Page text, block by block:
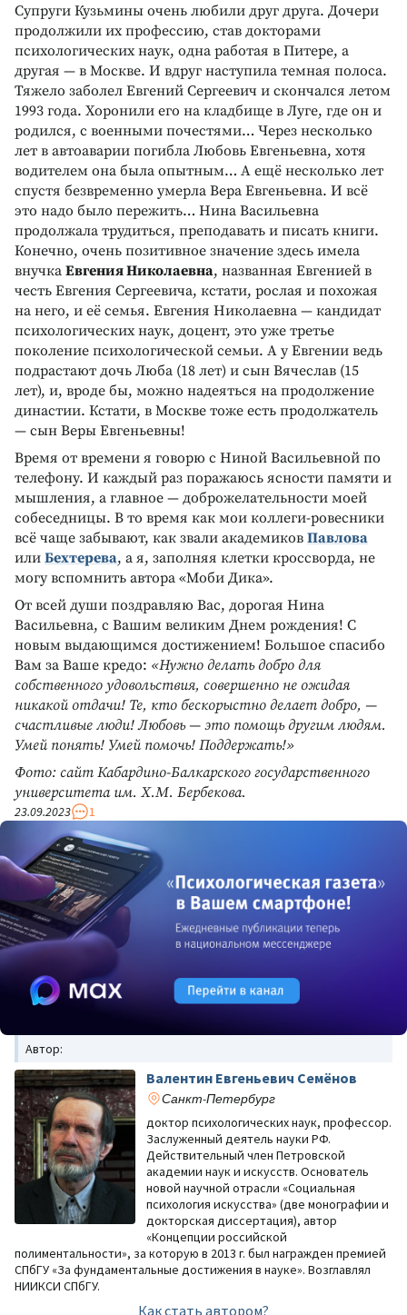
Супруги Кузьмины очень любили друг друга. Дочери
продолжили их профессию, став докторами
психологических наук, одна работая в Питере, а
другая — в Москве. И вдруг наступила темная полоса.
Тяжело заболел Евгений Сергеевич и скончался летом
1993 года. Хоронили его на кладбище в Луге, где он и
родился, с военными почестями… Через несколько
лет в автоаварии погибла Любовь Евгеньевна, хотя
водителем она была опытным… А ещё несколько лет
спустя безвременно умерла Вера Евгеньевна. И всё
это надо было пережить… Нина Васильевна
продолжала трудиться, преподавать и писать книги.
Конечно, очень позитивное значение здесь имела
внучка Евгения Николаевна, названная Евгенией в
честь Евгения Сергеевича, кстати, рослая и похожая
на него, и её семья. Евгения Николаевна — кандидат
психологических наук, доцент, это уже третье
поколение психологической семьи. А у Евгении ведь
подрастают дочь Люба (18 лет) и сын Вячеслав (15
лет), и, вроде бы, можно надеяться на продолжение
династии. Кстати, в Москве тоже есть продолжатель
— сын Веры Евгеньевны!
Время от времени я говорю с Ниной Васильевной по
телефону. И каждый раз поражаюсь ясности памяти и
мышления, а главное — доброжелательности моей
собеседницы. В то время как мои коллеги-ровесники
всё чаще забывают, как звали академиков Павлова
или Бехтерева, а я, заполняя клетки кроссворда, не
могу вспомнить автора «Моби Дика».
От всей души поздравляю Вас, дорогая Нина
Васильевна, с Вашим великим Днем рождения! С
новым выдающимся достижением! Большое спасибо
Вам за Ваше кредо: «Нужно делать добро для
собственного удовольствия, совершенно не ожидая
никакой отдачи! Те, кто бескорыстно делает добро, —
счастливые люди! Любовь — это помощь другим людям.
Умей понять! Умей помочь! Поддержать!»
Фото: сайт Кабардино-Балкарского государственного
университета им. Х.М. Бербекова.
23.09.2023 1
Автор:
Валентин Евгеньевич Семёнов
Санкт-Петербург
доктор психологических наук, профессор.
Заслуженный деятель науки РФ.
Действительный член Петровской
академии наук и искусств. Основатель
новой научной отрасли «Социальная
психология искусства» (две монографии и
докторская диссертация), автор
«Концепции российской
полиментальности», за которую в 2013 г. был награжден премией
СПбГУ «За фундаментальные достижения в науке». Возглавлял
НИИКСИ СПбГУ.
Как стать автором?